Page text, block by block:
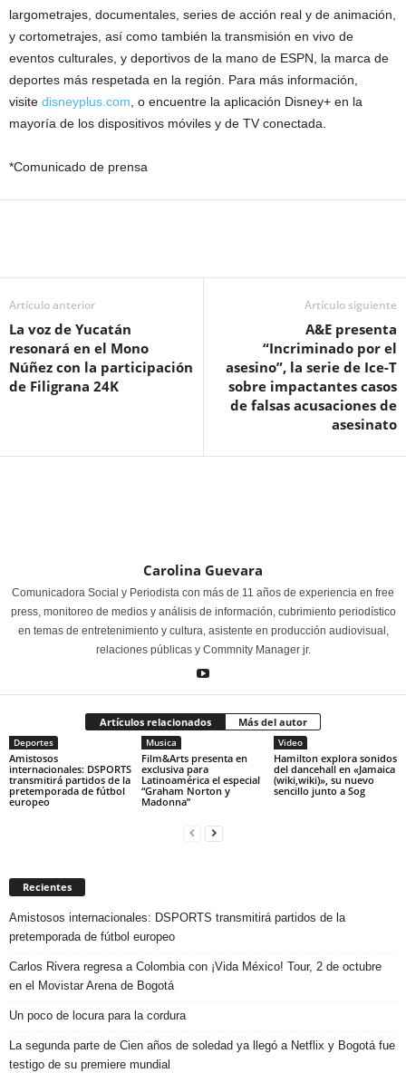
largometrajes, documentales, series de acción real y de animación,
y cortometrajes, así como también la transmisión en vivo de
eventos culturales, y deportivos de la mano de ESPN, la marca de
deportes más respetada en la región. Para más información,
visite disneyplus.com, o encuentre la aplicación Disney+ en la
mayoría de los dispositivos móviles y de TV conectada.
*Comunicado de prensa
Artículo anterior
La voz de Yucatán
resonará en el Mono
Núñez con la participación
de Filigrana 24K
Artículo siguiente
A&E presenta
“Incriminado por el
asesino”, la serie de Ice-T
sobre impactantes casos
de falsas acusaciones de
asesinato
Carolina Guevara
Comunicadora Social y Periodista con más de 11 años de experiencia en free
press, monitoreo de medios y análisis de información, cubrimiento periodístico
en temas de entretenimiento y cultura, asistente en producción audiovisual,
relaciones públicas y Commnity Manager jr.
Artículos relacionados Más del autor
Deportes
Amistosos
internacionales: DSPORTS
transmitirá partidos de la
pretemporada de fútbol
europeo
Musica
Film&Arts presenta en
exclusiva para
Latinoamérica el especial
“Graham Norton y
Madonna”
Video
Hamilton explora sonidos
del dancehall en «Jamaica
(wiki,wiki)», su nuevo
sencillo junto a Sog
Recientes
Amistosos internacionales: DSPORTS transmitirá partidos de la
pretemporada de fútbol europeo
Carlos Rivera regresa a Colombia con ¡Vida México! Tour, 2 de octubre
en el Movistar Arena de Bogotá
Un poco de locura para la cordura
La segunda parte de Cien años de soledad ya llegó a Netflix y Bogotá fue
testigo de su premiere mundial